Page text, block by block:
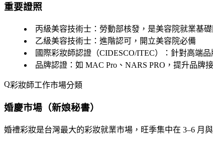
重要證照
丙級美容技術士 ：勞動部核發，是美容院就業基
乙級美容技術士 ：進階認可，開立美容院必備
國際彩妝師認證 （CIDESCO/ITEC）：針對高端
品牌認證 ：如 MAC Pro、NARS PRO，提升品牌
彩妝師工作市場分類
婚慶市場（新娘秘書）
婚禮彩妝是台灣最大的彩妝就業市場，旺季集中在 3–6 月與